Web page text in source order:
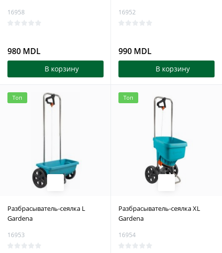
16958
980 MDL
В корзину
16952
990 MDL
В корзину
Топ
Разбрасыватель-сеялка L
Gardena
16953
Топ
Разбрасыватель-сеялка XL
Gardena
16954